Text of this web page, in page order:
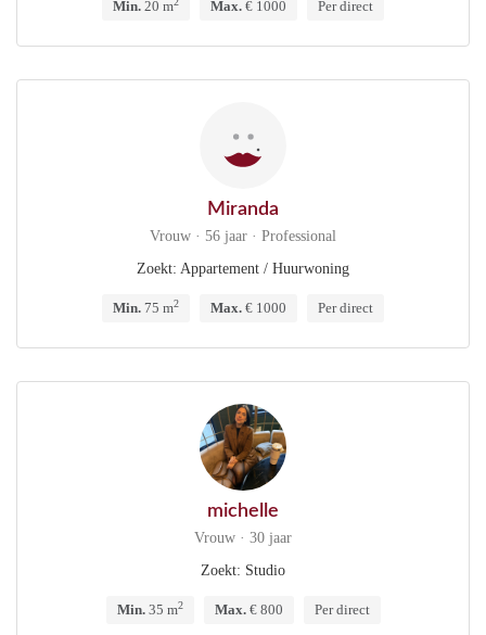
Min. 20 m Max. € 1000 Per direct
Miranda
Vrouw · 56 jaar · Professional
Zoekt: Appartement / Huurwoning
Min. 75 m2 Max. € 1000 Per direct
michelle
Vrouw · 30 jaar
Zoekt: Studio
Min.35 m2 Max.€ 800 Per direct